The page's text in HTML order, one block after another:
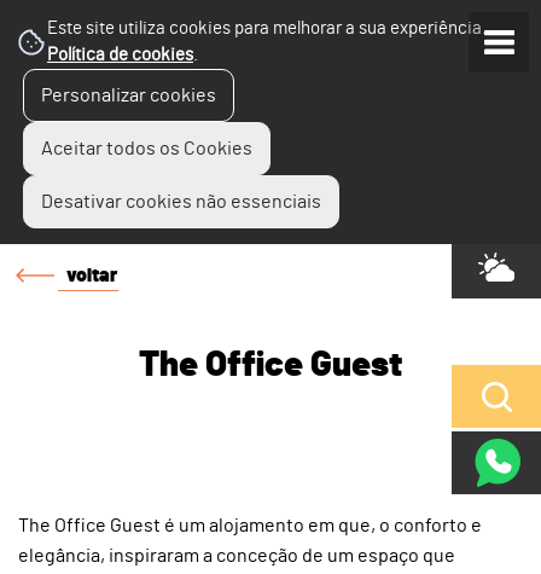
Este site utiliza cookies para melhorar a sua experiência.
Política de cookies.
Personalizar cookies
Aceitar todos os Cookies
Desativar cookies não essenciais
voltar
The Office Guest
The Office Guest é um alojamento em que, o conforto e
elegância, inspiraram a conceção de um espaço que